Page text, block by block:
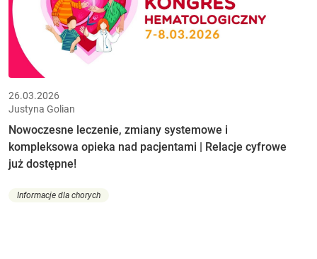
26.03.2026
Justyna Golian
Nowoczesne leczenie, zmiany systemowe i
kompleksowa opieka nad pacjentami | Relacje cyfrowe
już dostępne!
Informacje dla chorych